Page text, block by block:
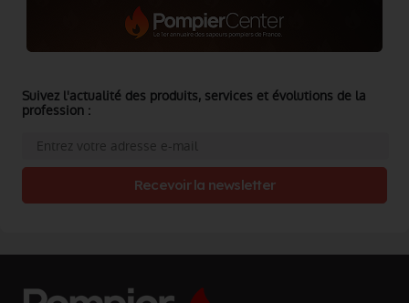
Suivez l'actualité des produits, services et évolutions de la
profession :
Recevoir la newsletter